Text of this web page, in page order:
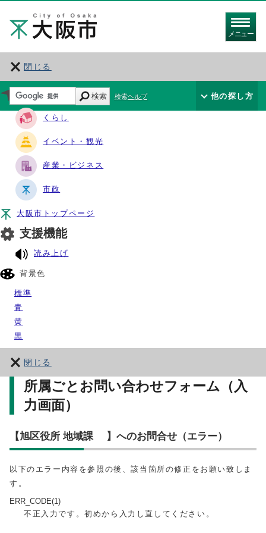
メニュー
閉じる
サイト・ナビ
くらし
イベント・観光
産業・ビジネス
市政
大阪市トップページ
支援機能
読み上げ
背景色
標準
青
黄
黒
閉じる
検索 検索ヘルプ 他の探し方
所属ごとお問い合わせフォーム（入
力画面）
【旭区役所 地域課 】へのお問合せ（エラー）
以下のエラー内容を参照の後、該当箇所の修正をお願い致しま
す。
ERR_CODE(1)
不正入力です。初めから入力し直してください。